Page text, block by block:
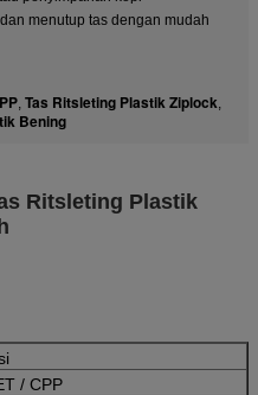
menutup tas dengan mudah
, Tas Ritsleting Plastik Ziplock,
Bening
Ritsleting Plastik
/ CPP